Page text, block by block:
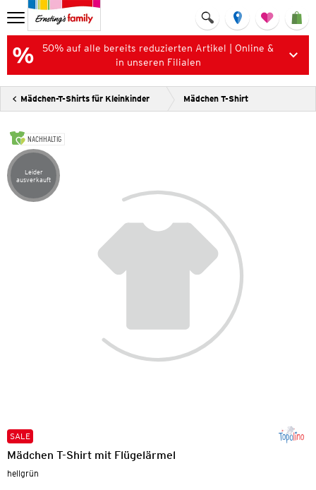
50% auf alle bereits reduzierten Artikel | Online &
in unseren Filialen
Mädchen-T-Shirts für Kleinkinder Mädchen T-Shirt
NACHHALTIG
Artikel leider ausverkauft
Leider
ausverkauft
SALE
Mädchen T-Shirt mit Flügelärmel
hellgrün